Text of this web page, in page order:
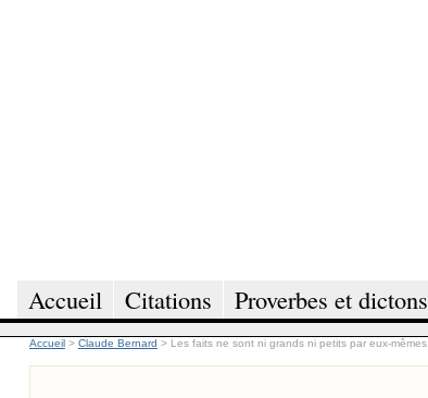
Accueil Citations Proverbes et dictons
Accueil > Claude Bernard > Les faits ne sont ni grands ni petits par eux-mêmes.